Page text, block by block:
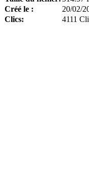
Créé le :
20/02/
Clics:
4111